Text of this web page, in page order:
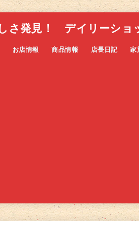
さ発見！ デイリーシ
お店情報 商品情報 店長日記 家